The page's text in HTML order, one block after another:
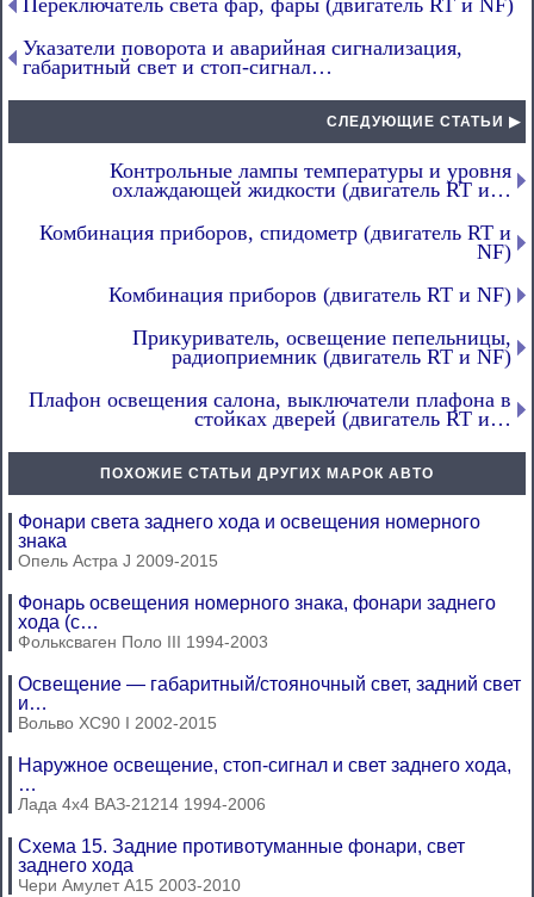
Переключатель света фар, фары (двигатель RT и NF)
Указатели поворота и аварийная сигнализация,
габаритный свет и стоп-сигнал…
СЛЕДУЮЩИЕ СТАТЬИ ▶
Контрольные лампы температуры и уровня
охлаждающей жидкости (двигатель RT и…
Комбинация приборов, спидометр (двигатель RT и
NF)
Комбинация приборов (двигатель RT и NF)
Прикуриватель, освещение пепельницы,
радиоприемник (двигатель RT и NF)
Плафон освещения салона, выключатели плафона в
стойках дверей (двигатель RT и…
ПОХОЖИЕ СТАТЬИ ДРУГИХ МАРОК АВТО
Фонари света заднего хода и освещения номерного
знака
Опель Астра J 2009-2015
Фонарь освещения номерного знака, фонари заднего
хода (с…
Фольксваген Поло III 1994-2003
Освещение — габаритный/стояночный свет, задний свет
и…
Вольво ХС90 I 2002-2015
Наружное освещение, стоп-сигнал и свет заднего хода,
…
Лада 4х4 ВАЗ-21214 1994-2006
Схема 15. Задние противотуманные фонари, свет
заднего хода
Чери Амулет А15 2003-2010